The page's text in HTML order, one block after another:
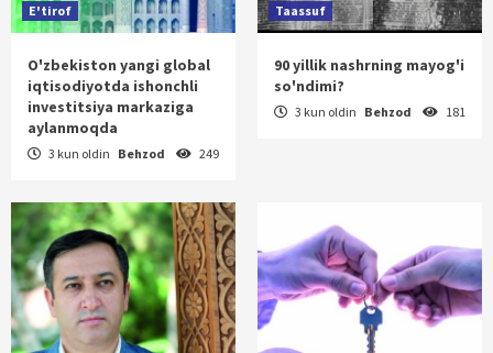
E'tirof
O'zbekiston yangi global
iqtisodiyotda ishonchli
investitsiya markaziga
aylanmoqda
3 kun oldin Behzod 249
Taassuf
90 yillik nashrning mayog'i
so'ndimi?
3 kun oldin Behzod 181